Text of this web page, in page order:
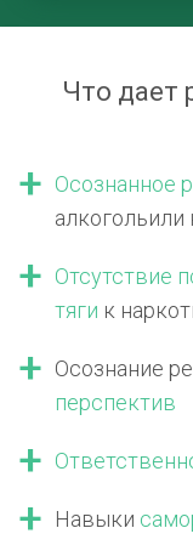
Что дает
Осознанное
алкогольили
Отсутствие
тяги к
Осознание
перспектив
Навыки